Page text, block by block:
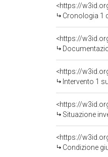
<https://
Cronologia 1
<https://
Intervento 1
<https://
Situazione
<https://
Condizione